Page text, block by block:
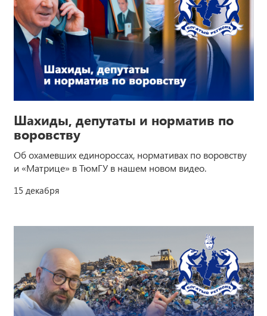
Шахиды, депутаты и норматив по
воровству
Об охамевших единороссах, нормативах по воровству
и «Матрице» в ТюмГУ в нашем новом видео.
15 декабря